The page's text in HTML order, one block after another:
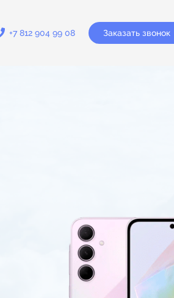
+7 812 904 99 08 Заказать звонок